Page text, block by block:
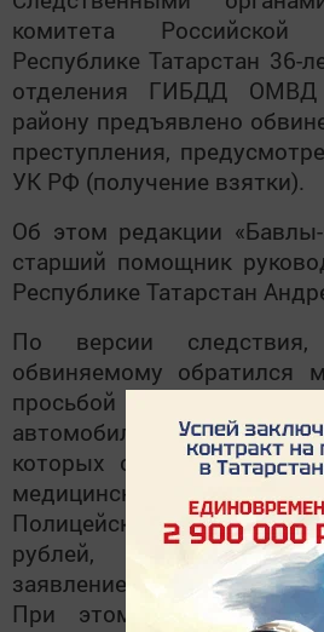
комитета
Республике Татарстан 36-
отделения ГИБДД ОМВД
району предъявлено
преступления,
УК РФ (получение взятки).
Об этом редакции
старший помощник
Республике Татарстан
По версии
обвиняемому обратился
просьбой помочь
автомобиль, а также не
которых он был лишён
медицинского
Полицейский оценил
рублей, посоветовав
заявление об утере прав и
При этом он